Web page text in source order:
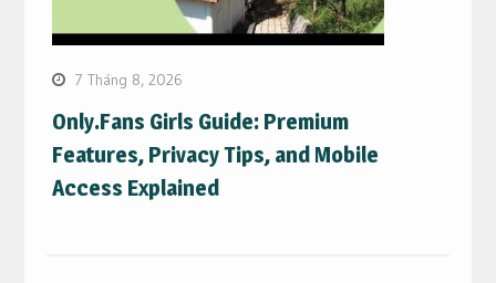
7 Tháng 8, 2026
Only.Fans Girls Guide: Premium
Features, Privacy Tips, and Mobile
Access Explained